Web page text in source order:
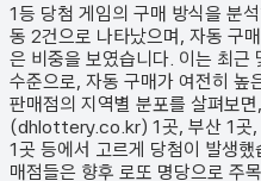
1등 당첨 게임의 구매 방식을 분
동 2건 으로 나타났으며, 자동 구
은 비중을 보였습니다. 이는 최근
수준으로, 자동 구매가 여전히 높
판매점의 지역별 분포를 살펴보면,
(dhlottery.co.kr) 1곳, 부산 1곳,
1곳 등에서 고르게 당첨이 발생했
매점들은 향후 로또 명당으로 주